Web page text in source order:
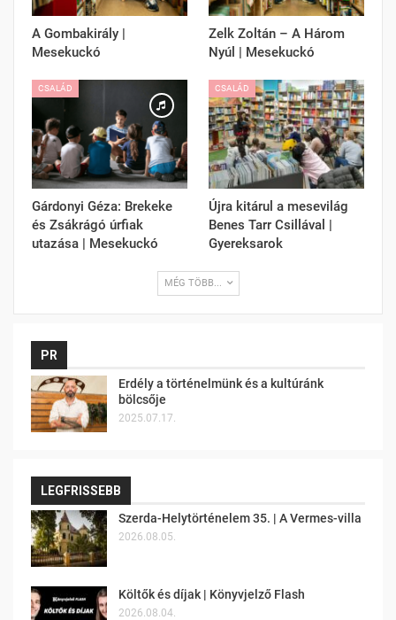
A Gombakirály |
Mesekuckó
Zelk Zoltán – A Három
Nyúl | Mesekuckó
CSALÁD
Gárdonyi Géza: Brekeke
és Zsákrágó úrfiak
utazása | Mesekuckó
CSALÁD
Újra kitárul a mesevilág
Benes Tarr Csillával |
Gyereksarok
MÉG TÖBB...
PR
Erdély a történelmünk és a kultúránk
bölcsője
2025.07.17.
LEGFRISSEBB
Szerda-Helytörténelem 35. | A Vermes-villa
2026.08.05.
Költők és díjak | Könyvjelző Flash
2026.08.04.